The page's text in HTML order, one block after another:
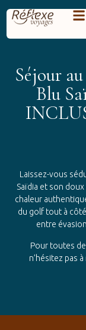
Séjour
Blu
Laissez-vous
Saïdia et son
chaleur
du golf tout à
entre
Pour toutes
n’hésitez pas